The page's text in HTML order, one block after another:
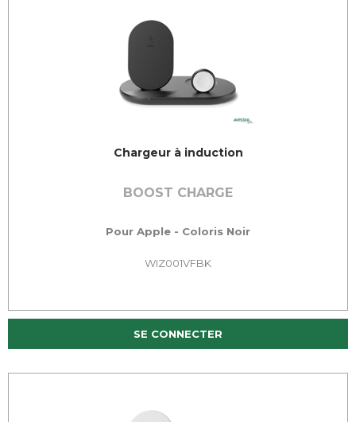
Chargeur à induction
BOOST CHARGE
Pour Apple - Coloris Noir
WIZ001VFBK
SE CONNECTER